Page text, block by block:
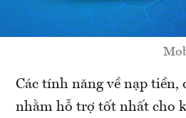
Các tính năng về nạp tiền,
nhằm hỗ trợ tốt nhất cho